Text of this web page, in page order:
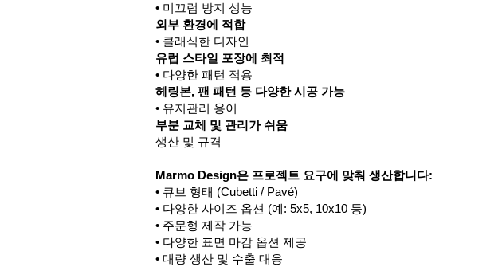
• 미끄럼 방지 성능
외부 환경에 적합
• 클래식한 디자인
유럽 스타일 포장에 최적
• 다양한 패턴 적용
헤링본, 팬 패턴 등 다양한 시공 가능
• 유지관리 용이
부분 교체 및 관리가 쉬움
생산 및 규격
Marmo Design은 프로젝트 요구에 맞춰 생산합니다:
• 큐브 형태 (Cubetti / Pavé)
• 다양한 사이즈 옵션 (예: 5x5, 10x10 등)
• 주문형 제작 가능
• 다양한 표면 마감 옵션 제공
• 대량 생산 및 수출 대응